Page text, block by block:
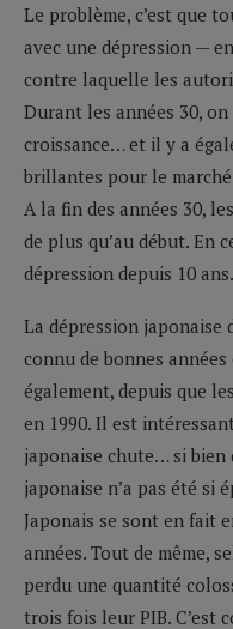
Le problème, c’est que
avec une dépression —
contre laquelle les
Durant les années 30,
croissance… et il y a
brillantes pour le
A la fin des années 30,
de plus qu’au début. En
dépression depuis 10 ans.
La dépression japonaise
connu de bonnes
également, depuis que
en 1990. Il est
japonaise chute… si bien
japonaise n’a pas été si
Japonais se sont en fait
années. Tout de même,
perdu une quantité
trois fois leur PIB. C’est